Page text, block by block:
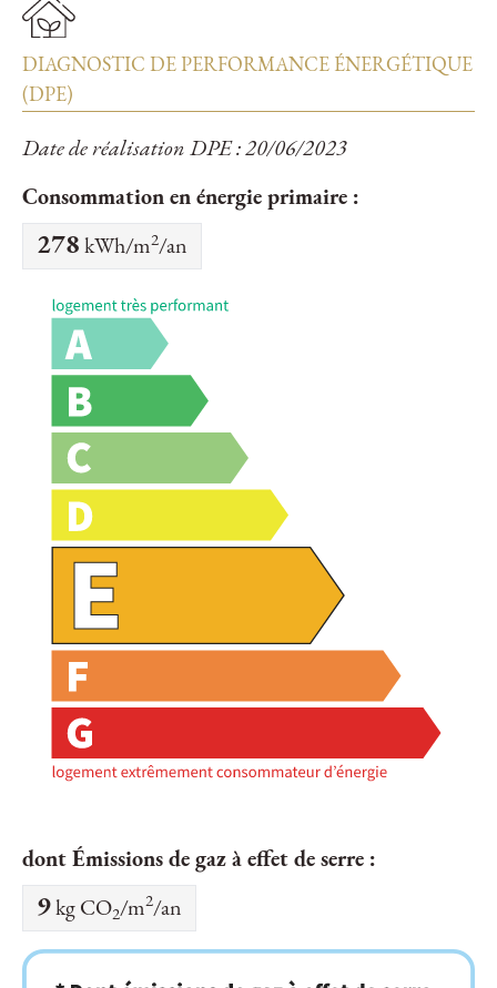
DIAGNOSTIC DE PERFORMANCE ÉNERGÉTIQUE
(DPE)
Date de réalisation DPE : 20/06/2023
Consommation en énergie primaire :
278 kWh/m2/an
dont Émissions de gaz à effet de serre :
9 kg CO2/m2/an